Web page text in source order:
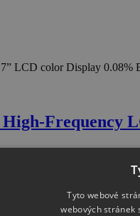
LCD color Display
Frequency
Tyto webové
webových stránek